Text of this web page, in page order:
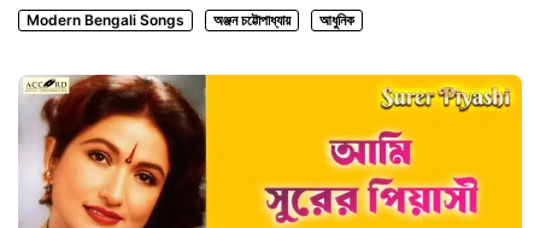
Modern Bengali Songs অঞ্জন চট্টোপাধ্যায় আধুনিক